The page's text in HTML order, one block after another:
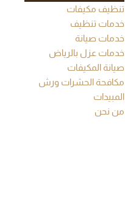
تنظيف مكيفات
خدمات تنظيف
خدمات صيانة
خدمات عزل بالرياض
صيانة المكيفات
مكافحة الحشرات ورش
المبيدات
من نحن